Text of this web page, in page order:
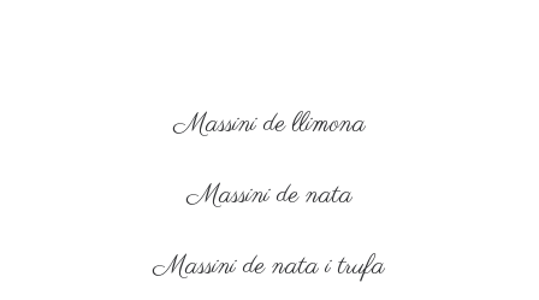
Massini de llimona
Massini de nata
Massini de nata i trufa